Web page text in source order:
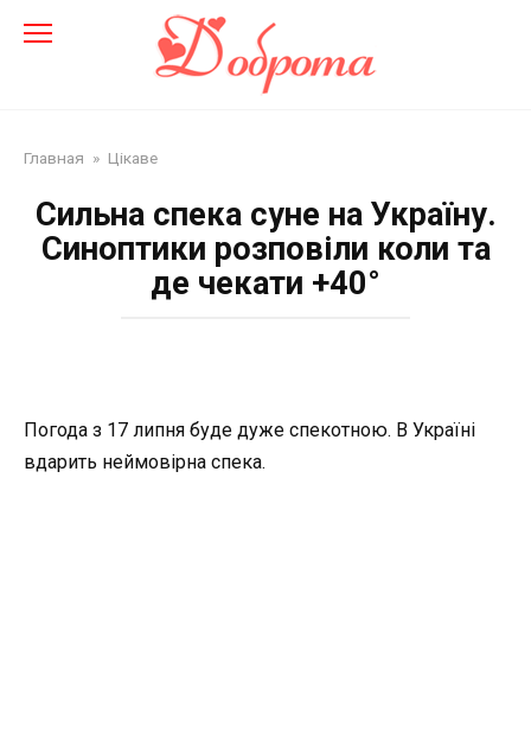
Главная » Цікаве
Сильна спека суне на Україну.
Синоптики розповіли коли та
де чекати +40°
Погода з 17 липня буде дуже спекотною. В Україні
вдарить неймовірна спека.